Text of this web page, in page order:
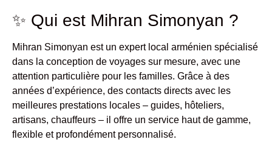
✨ Qui est Mihran Simonyan ?
Mihran Simonyan est un expert local arménien spécialisé
dans la conception de voyages sur mesure, avec une
attention particulière pour les familles. Grâce à des
années d’expérience, des contacts directs avec les
meilleures prestations locales – guides, hôteliers,
artisans, chauffeurs – il offre un service haut de gamme,
flexible et profondément personnalisé.